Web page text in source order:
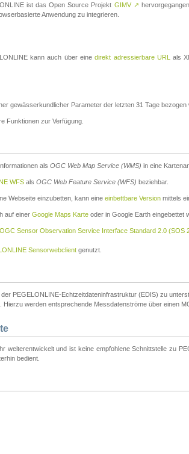
ist das Open Source Projekt GIMV ↗
Anwendung zu integrieren.
kann auch über einedirekt adressierbare URL
als
gewässerkundlicher Parameter der letzten 31 Tage bezogen
Funktionen zur Verfügung.
als OGC Web Map Service (WMS) in eine
WFS als OGC Web Feature Service (WFS) beziehbar.
Webseite einzubetten, kann eine einbettbare Version mittels
auf einer Google Maps Karte oder in Google Earth eingebettet
OGC Sensor Observation Service Interface Standard 2.0 (SOS
Sensorwebclient genutzt.
PEGELONLINE-Echtzeitdateninfrastruktur (EDIS) zu
Hierzu werden entsprechende Messdatenströme über einen
weiterentwickelt und ist keine empfohlene Schnittstelle zu
bedient.